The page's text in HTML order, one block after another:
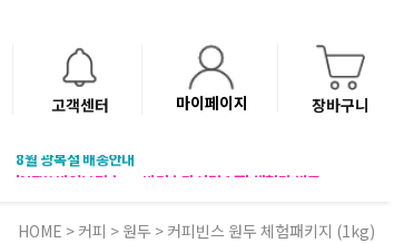
고객센터 마이페이지 장바구니
8월 광복절 배송안내
HOME > 커피 > 원두 > 커피빈스 원두 체험패키지 (1kg)